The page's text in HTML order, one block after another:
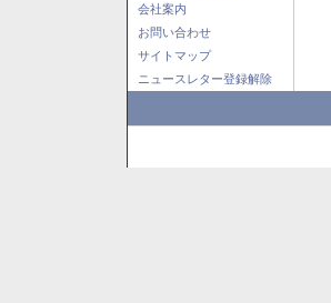
会社案内
お問い合わせ
サイトマップ
ニュースレター登録解除